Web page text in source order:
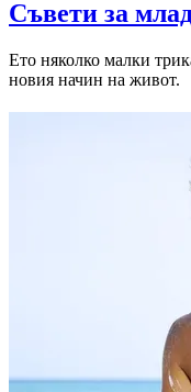
Съвети за
Ето няколко малки
новия начин на живот.